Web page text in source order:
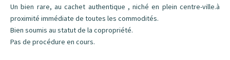
Un bien rare, au cachet authentique , niché en plein centre-ville.à
proximité immédiate de toutes les commodités.
Bien soumis au statut de la copropriété.
Pas de procédure en cours.